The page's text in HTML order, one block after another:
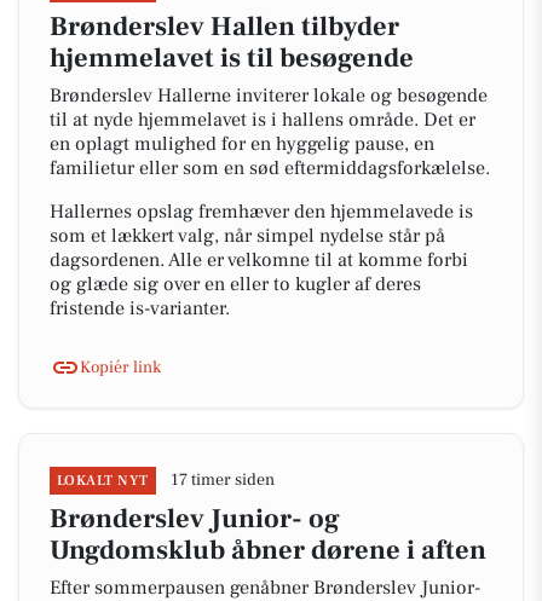
Brønderslev Hallen tilbyder
hjemmelavet is til besøgende
Brønderslev Hallerne inviterer lokale og besøgende
til at nyde hjemmelavet is i hallens område. Det er
en oplagt mulighed for en hyggelig pause, en
familietur eller som en sød eftermiddagsforkælelse.
Hallernes opslag fremhæver den hjemmelavede is
som et lækkert valg, når simpel nydelse står på
dagsordenen. Alle er velkomne til at komme forbi
og glæde sig over en eller to kugler af deres
fristende is-varianter.
Kopiér link
LOKALT NYT 17 timer siden
Brønderslev Junior- og
Ungdomsklub åbner dørene i aften
Efter sommerpausen genåbner Brønderslev Junior-